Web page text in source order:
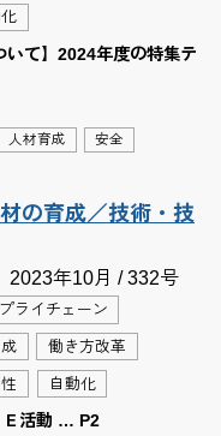
いて】2024年度の特集テ
人材育成 安全
の育成／技術・技
2023年10月 / 332号
ライチェーン
働き方改革
自動化
Ｅ活動 … P2